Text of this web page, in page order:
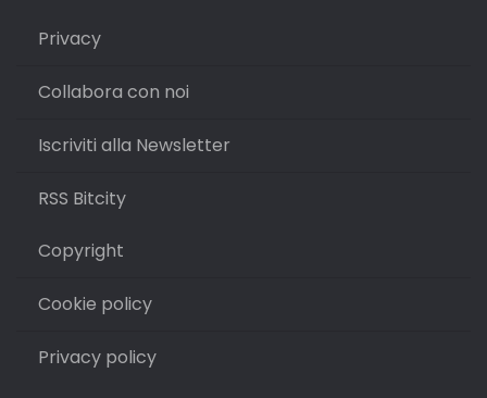
Privacy
Collabora con noi
Iscriviti alla Newsletter
RSS Bitcity
Copyright
Cookie policy
Privacy policy